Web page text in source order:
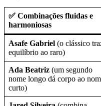
✅ Combinações fluidas e
harmoniosas
Asafe Gabriel (o clássico
equilíbrio ao raro)
Ada Beatriz (um segundo
nome longo dá corpo ao
curto)